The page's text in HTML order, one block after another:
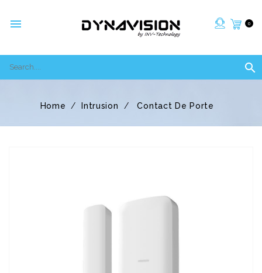
 0

Home Intrusion Contact De Porte